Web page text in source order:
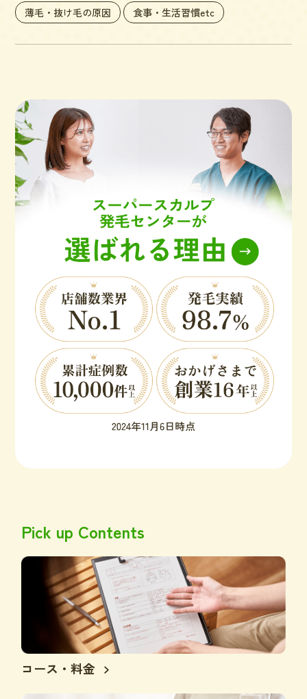
薄毛・抜け毛の原因 食事・生活習慣etc
Pick up Contents
コース・料金